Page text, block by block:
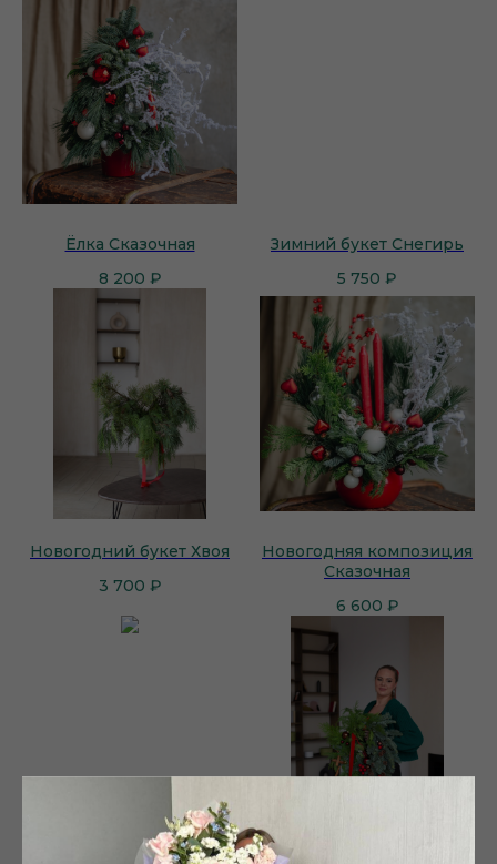
Ёлка Сказочная
8 200 ₽
Зимний букет Снегирь
5 750 ₽
Новогодний букет Хвоя
3 700 ₽
Новогодняя композиция
Сказочная
6 600 ₽